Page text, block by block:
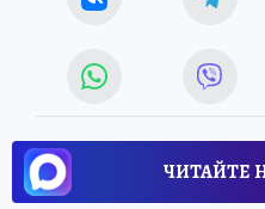
ЧИТАЙТЕ